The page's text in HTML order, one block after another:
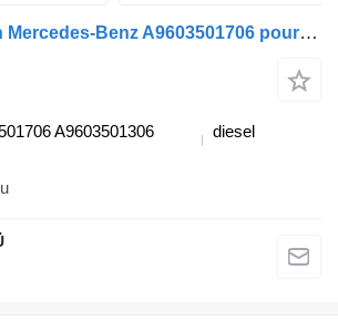
Barre de réaction Mercedes-Benz A9603501706 pour camion Mercedes-Benz Antos, Arocs, Actros MP4 (2012-)
A9603501306
diesel